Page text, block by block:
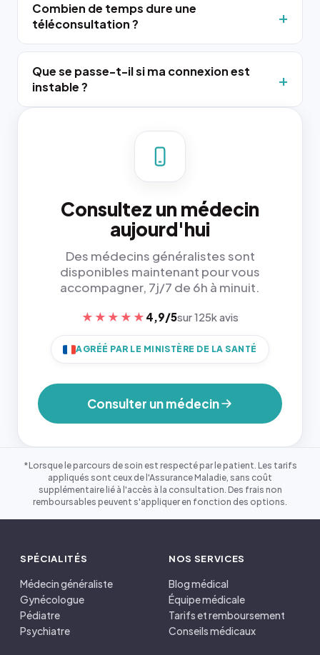
Combien de temps dure une
téléconsultation ?
Que se passe-t-il si ma connexion est
instable ?
Consultez un médecin
aujourd'hui
Des médecins généralistes sont
disponibles maintenant pour vous
accompagner, 7j/7 de 6h à minuit.
★★★★★ 4,9/5sur 125k avis
AGRÉÉ PAR LE MINISTÈRE DE LA SANTÉ
Consulter un médecin
*Lorsque le parcours de soin est respecté par le patient. Les tarifs
appliqués sont ceux de l'Assurance Maladie, sans coût
supplémentaire lié à l'accès à la consultation. Des frais non
remboursables peuvent s'appliquer en fonction des options.
SPÉCIALITÉS
Médecin généraliste
Gynécologue
Pédiatre
Psychiatre
NOS SERVICES
Blog médical
Équipe médicale
Tarifs et remboursement
Conseils médicaux